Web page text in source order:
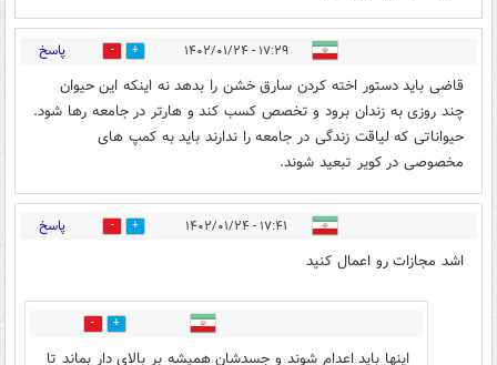
۱۷:۲۹ - ۱۴۰۲/۰۱/۲۴ 2 پاسخ
قاضی باید دستور اخته کردن سارق خشن را بدهد نه اینکه این حیوان
چند روزی به زندان برود و تخصص کسب کند و هارتر در جامعه رها شود.
حیواناتی که لیاقت زندگی در جامعه را ندارند باید به کمپ های
مخصوصی در کویر تبعید شوند.
۱۷:۴۱ - ۱۴۰۲/۰۱/۲۴ 27 پاسخ
اشد مجازات رو اعمال کنید
5
اینها باید اعدام شوند و جسدشان همیشه بر بالای دار بماند تا